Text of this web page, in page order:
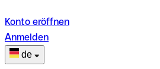
Konto eröffnen
Anmelden
de